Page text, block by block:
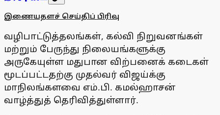
இணையதளச் செய்திப் பிரிவு
வழிபாட்டுத்தலங்கள், கல்வி நிறுவனங்கள்
மற்றும் பேருந்து நிலையங்களுக்கு
அருகேயுள்ள மதுபான விற்பனைக் கடைகள்
மூடப்பட்டதற்கு முதல்வர் விஜய்க்கு
மாநிலங்களவை எம்.பி. கமல்ஹாசன்
வாழ்த்துத் தெரிவித்துள்ளார்.